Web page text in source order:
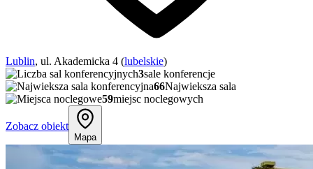
Lublin, ul. Akademicka 4 (lubelskie)
3sale konferencje
66Najwieksza sala
59miejsc noclegowych
Zobacz obiekt
Mapa